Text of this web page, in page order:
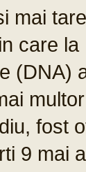
mai
care
(DNA)
fost
9 mai